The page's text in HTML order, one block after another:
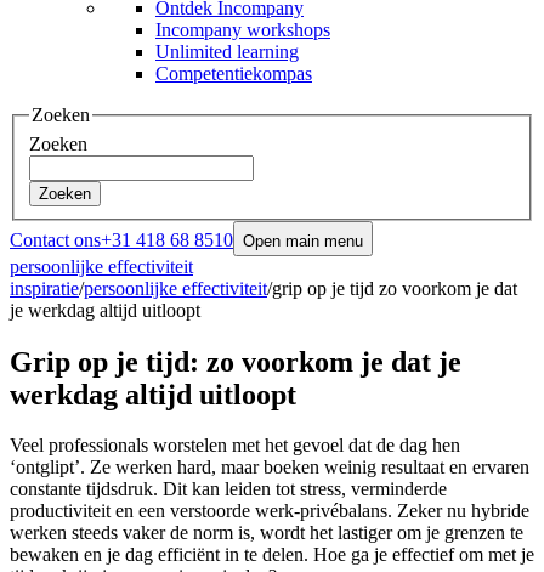
Ontdek Incompany
Incompany workshops
Unlimited learning
Competentiekompas
Zoeken
Zoeken
Zoeken
Contact ons+31 418 68 8510 Open main menu
persoonlijke effectiviteit
inspiratie/persoonlijke effectiviteit/grip op je tijd zo voorkom je dat
je werkdag altijd uitloopt
Grip op je tijd: zo voorkom je dat je
werkdag altijd uitloopt
Veel professionals worstelen met het gevoel dat de dag hen
‘ontglipt’. Ze werken hard, maar boeken weinig resultaat en ervaren
constante tijdsdruk. Dit kan leiden tot stress, verminderde
productiviteit en een verstoorde werk-privébalans. Zeker nu hybride
werken steeds vaker de norm is, wordt het lastiger om je grenzen te
bewaken en je dag efficiënt in te delen. Hoe ga je effectief om met je